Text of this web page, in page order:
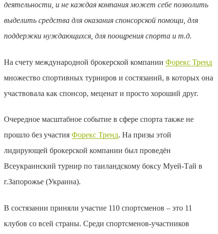
деятельности, и не каждая компания может себе позволить
выделить средства для оказания спонсорской помощи, для
поддержки нуждающихся, для поощрения спорта и т.д.
На счету международной брокерской компании Форекс Тренд
множество спортивных турниров и состязаний, в которых она
участвовала как спонсор, меценат и просто хороший друг.
Очередное масштабное событие в сфере спорта также не
прошло без участия Форекс Тренд. На призы этой
лидирующей брокерской компании был проведён
Всеукраинский турнир по таиландскому боксу Муей-Тай в
г.Запорожье (Украина).
В состязании приняли участие 110 спортсменов – это 11
клубов со всей страны. Среди спортсменов-участников